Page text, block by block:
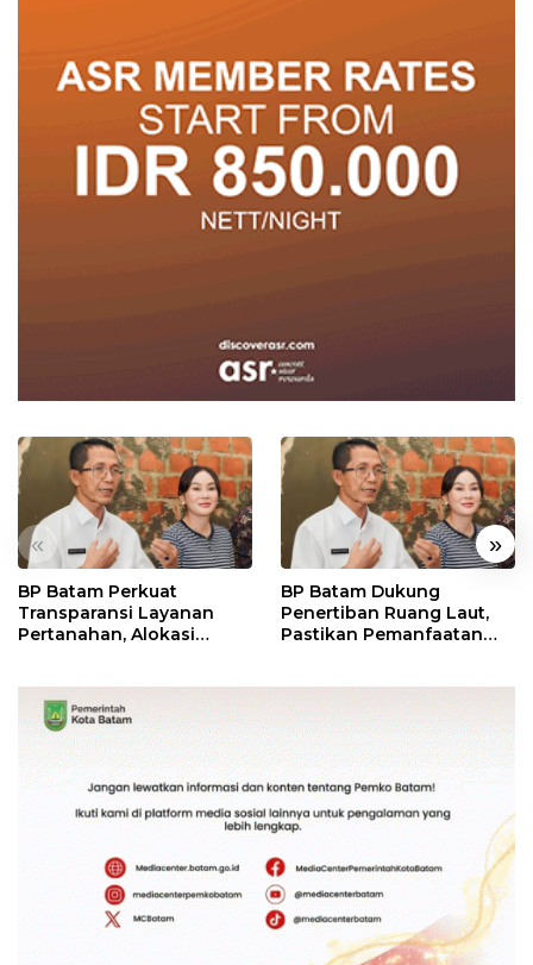
« »
BP Batam Perkuat
Transparansi Layanan
Pertanahan, Alokasi
BP Batam Dukung
Penertiban Ruang Laut,
Pastikan Pemanfaatan